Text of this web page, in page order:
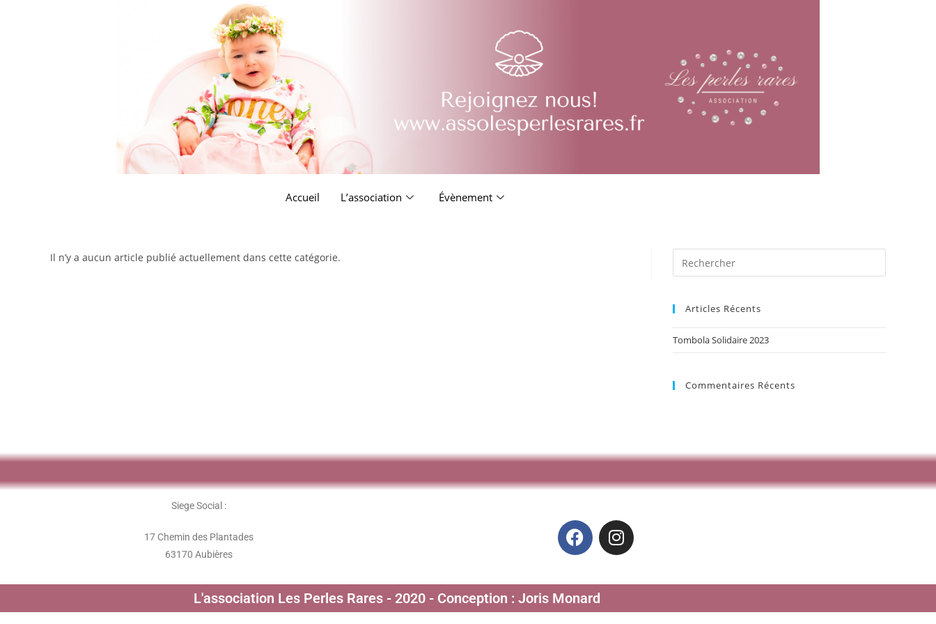
Accueil L’association Évènement
Il n’y a aucun article publié actuellement dans cette catégorie.
Articles Récents
Tombola Solidaire 2023
Commentaires Récents
Siege Social :
17 Chemin des Plantades
63170 Aubières
L'association Les Perles Rares - 2020 - Conception : Joris Monard